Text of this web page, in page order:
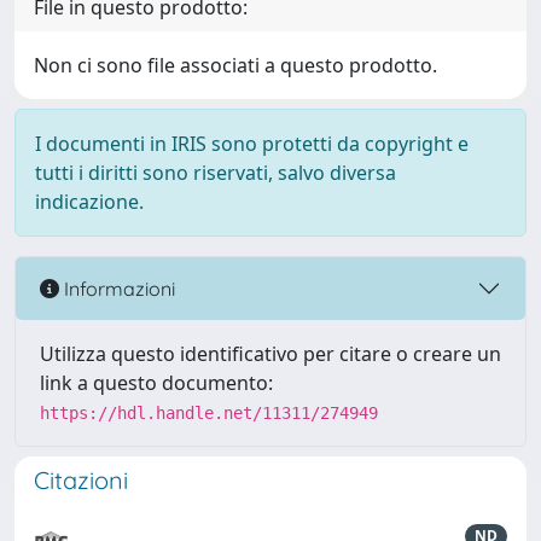
File in questo prodotto:
Non ci sono file associati a questo prodotto.
I documenti in IRIS sono protetti da copyright e
tutti i diritti sono riservati, salvo diversa
indicazione.
Informazioni
Utilizza questo identificativo per citare o creare un
link a questo documento:
https://hdl.handle.net/11311/274949
Citazioni
ND